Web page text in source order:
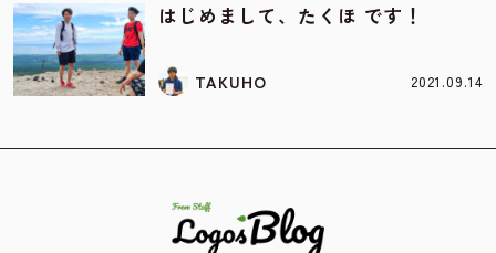
はじめまして、たくほ です！
TAKUHO 2021.09.14